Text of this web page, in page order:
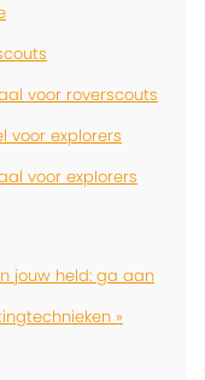
voor roverscouts
voor explorers
voor explorers
jouw held: ga aan
»